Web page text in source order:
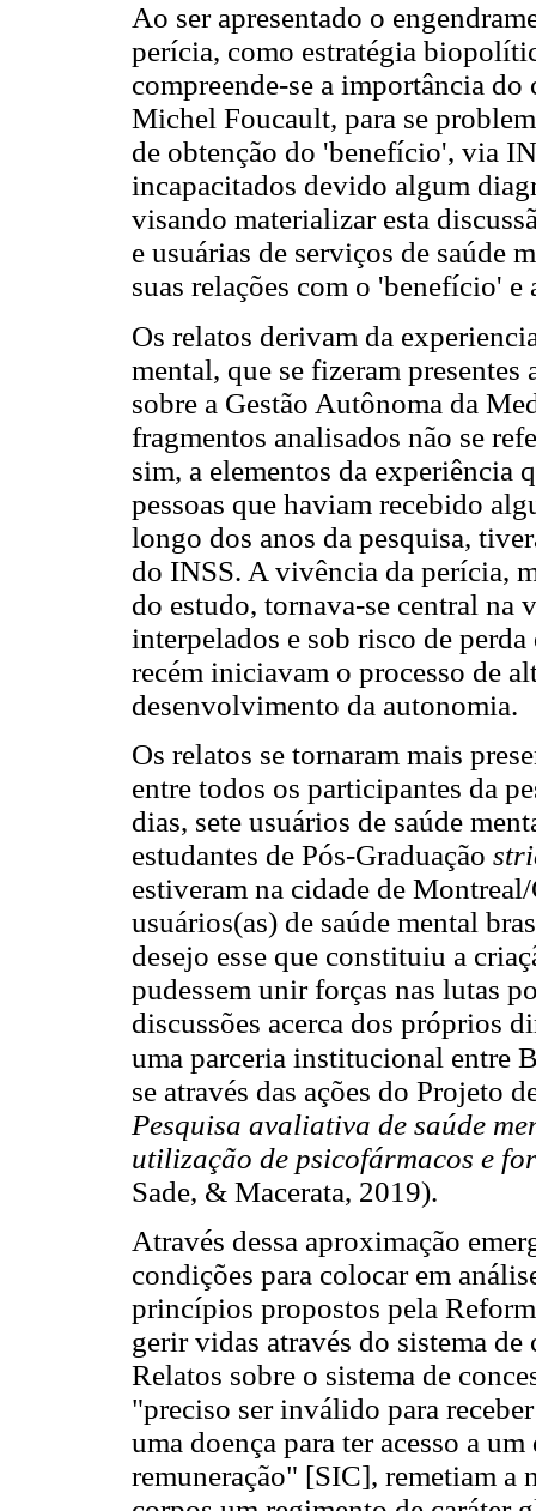
Ao ser apresentado o
perícia, como estratégia
compreende-se a importância
Michel Foucault, para se
de obtenção do 'benefício', via
incapacitados devido algum
visando materializar esta
e usuárias de serviços de saúde
suas relações com o 'benefício'
Os relatos derivam da
mental, que se fizeram
sobre a Gestão Autônoma da
fragmentos analisados não se
sim, a elementos da experiência
pessoas que haviam recebido
longo dos anos da pesquisa,
do INSS. A vivência da perícia,
do estudo, tornava-se central na
interpelados e sob risco de
recém iniciavam o processo de
desenvolvimento da autonomia.
Os relatos se tornaram mais
entre todos os participantes da
dias, sete usuários de saúde
estudantes de Pós-Graduação
estiveram na cidade de
usuários(as) de saúde mental
desejo esse que constituiu a
pudessem unir forças nas lutas
discussões acerca dos próprios
uma parceria institucional entre
se através das ações do Projeto
Pesquisa avaliativa de saúde
utilização de psicofármacos e
Sade, & Macerata, 2019).
Através dessa aproximação
condições para colocar em
princípios propostos pela
gerir vidas através do sistema
Relatos sobre o sistema de
"preciso ser inválido para
uma doença para ter acesso a
remuneração" [SIC], remetiam a